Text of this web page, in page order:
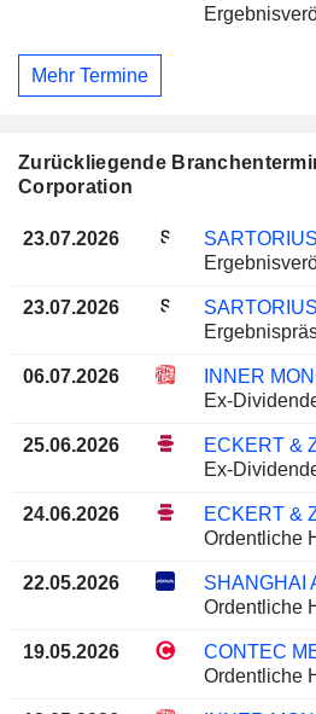
Mehr Termine
Zurückliegende
Corporation
23.07.2026
23.07.2026
06.07.2026
Ex-
25.06.2026
ECKERT &
Ex-
24.06.2026
ECKERT &
Ordentliche
22.05.2026
Ordentliche
19.05.2026
Ordentliche